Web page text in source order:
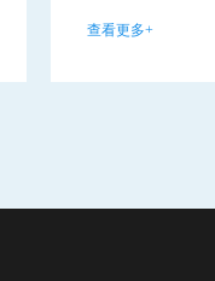
查看更多+